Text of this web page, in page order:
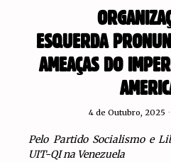
ESQUERDA
AMEAÇAS DO
4 de Outubro, 2025
Pelo Partido Socialismo e
UIT-QI na Venezuela